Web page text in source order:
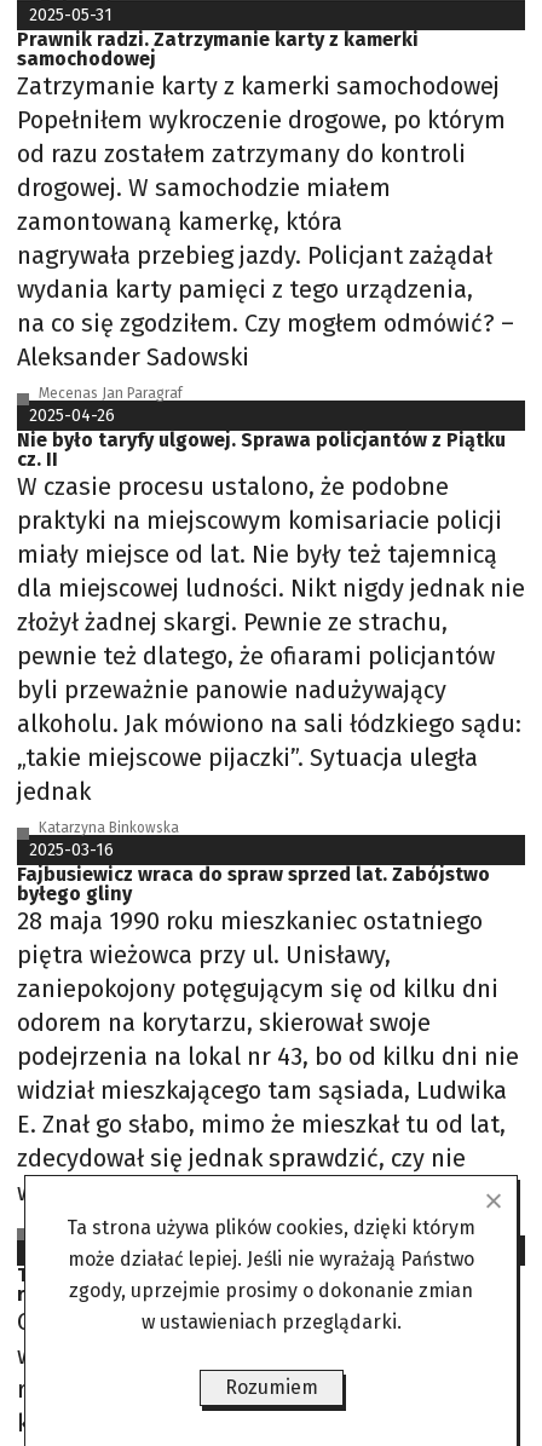
2025-05-31
Prawnik radzi. Zatrzymanie karty z kamerki
samochodowej
Zatrzymanie karty z kamerki samochodowej
Popełniłem wykroczenie drogowe, po którym
od razu zostałem zatrzymany do kontroli
drogowej. W samochodzie miałem
zamontowaną kamerkę, która
nagrywała przebieg jazdy. Policjant zażądał
wydania karty pamięci z tego urządzenia,
na co się zgodziłem. Czy mogłem odmówić? –
Aleksander Sadowski
Mecenas Jan Paragraf
2025-04-26
Nie było taryfy ulgowej. Sprawa policjantów z Piątku
cz. II
W czasie procesu ustalono, że podobne
praktyki na miejscowym komisariacie policji
miały miejsce od lat. Nie były też tajemnicą
dla miejscowej ludności. Nikt nigdy jednak nie
złożył żadnej skargi. Pewnie ze strachu,
pewnie też dlatego, że ofiarami policjantów
byli przeważnie panowie nadużywający
alkoholu. Jak mówiono na sali łódzkiego sądu:
„takie miejscowe pijaczki”. Sytuacja uległa
jednak
Katarzyna Binkowska
2025-03-16
Fajbusiewicz wraca do spraw sprzed lat. Zabójstwo
byłego gliny
28 maja 1990 roku mieszkaniec ostatniego
piętra wieżowca przy ul. Unisławy,
zaniepokojony potęgującym się od kilku dni
odorem na korytarzu, skierował swoje
podejrzenia na lokal nr 43, bo od kilku dni nie
widział mieszkającego tam sąsiada, Ludwika
E. Znał go słabo, mimo że mieszkał tu od lat,
zdecydował się jednak sprawdzić, czy nie
wydarzyło się
Michał Fajbusiewicz
2025-02-27
Tajemnicza śmierć podczas patrolu. Zabójstwo z 1994
roku
Gdy na miejsce przyjechali funkcjonariusze i
wyciągnięto z wody auto, na tylnym siedzeniu
radiowozu leżały zwłoki mężczyzny. Był to ich
kolega: 38-letni aspirant Henryk Stolarek,
Ta strona używa plików cookies, dzięki którym
może działać lepiej. Jeśli nie wyrażają Państwo
zgody, uprzejmie prosimy o dokonanie zmian
w ustawieniach przeglądarki.
Rozumiem